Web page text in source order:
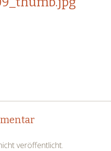
veröffentlicht.